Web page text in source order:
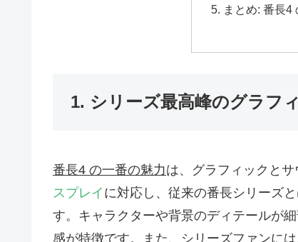
まとめ: 番長4
1. シリーズ最高峰のグラフ
番長4 の一番の魅力は、グラフィックとサ
スプレイ に対応し、従来の番長シリーズ
す。キャラクターや背景のディテールが
感が特徴です。また、シリーズファンに